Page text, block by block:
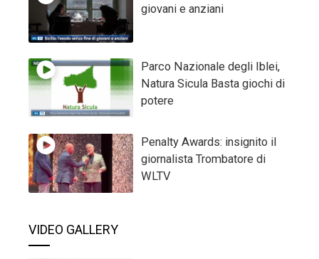
giovani e anziani
Parco Nazionale degli Iblei,
Natura Sicula Basta giochi di
potere
Penalty Awards: insignito il
giornalista Trombatore di
WLTV
VIDEO GALLERY